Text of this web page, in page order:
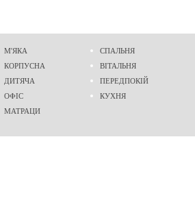
М'ЯКА
КОРПУСНА
ДИТЯЧА
ОФІС
МАТРАЦИ
СПАЛЬНЯ
ВІТАЛЬНЯ
ПЕРЕДПОКІЙ
КУХНЯ